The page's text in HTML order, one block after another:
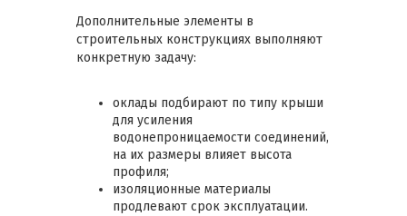
Дополнительные элементы в
строительных конструкциях выполняют
конкретную задачу:
оклады подбирают по типу крыши
для усиления
водонепроницаемости соединений,
на их размеры влияет высота
профиля;
изоляционные материалы
продлевают срок эксплуатации.